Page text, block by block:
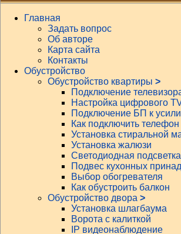
Главная
Задать вопрос
Об авторе
Карта сайта
Контакты
Обустройство
Обустройство квартиры >
Подключение
Настройка цифрового
Подключение БП к
Как подключить телефон
Установка стиральной
Установка жалюзи
Светодиодная
Подвес кухонных
Выбор обогревателя
Как обустроить балкон
Обустройство двора >
Установка шлагбаума
Ворота с калиткой
IP видеонаблюдение